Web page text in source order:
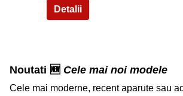
Noutati 🆕 Cele mai noi modele
Cele mai moderne, recent aparute sau